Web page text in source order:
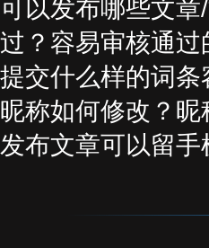
可以发布哪些文
过？容易审核通过
提交什么样的词
昵称如何修改？
发布文章可以留